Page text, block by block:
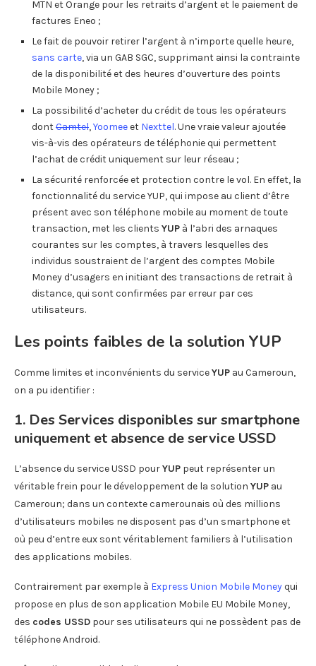
MTN et Orange pour les retraits d’argent et le paiement de
factures Eneo ;
Le fait de pouvoir retirer l’argent à n’importe quelle heure,
sans carte, via un GAB SGC, supprimant ainsi la contrainte
de la disponibilité et des heures d’ouverture des points
Mobile Money ;
La possibilité d’acheter du crédit de tous les opérateurs
dontCamtel,Yoomeeet Nexttel. Une vraie valeur ajoutée
vis-à-vis des opérateurs de téléphonie qui permettent
l’achat de crédit uniquement sur leur réseau ;
La sécurité renforcée et protection contre le vol. En effet, la
fonctionnalité du service YUP, qui impose au client d’être
présent avec son téléphone mobile au moment de toute
transaction, met les clients YUP à l’abri des arnaques
courantes sur les comptes, à travers lesquelles des
individus soustraient de l’argent des comptes Mobile
Money d’usagers en initiant des transactions de retrait à
distance, qui sont confirmées par erreur par ces
utilisateurs.
Les points faibles de la solution YUP
Comme limites et inconvénients du serviceYUP au Cameroun,
on a pu identifier :
1. Des Services disponibles sur smartphone
uniquement et absence de service USSD
L’absence du service USSD pourYUP peut représenter un
véritable frein pour le développement de la solution YUP au
Cameroun; dans un contexte camerounais où des millions
d’utilisateurs mobiles ne disposent pas d’un smartphone et
où peu d’entre eux sont véritablement familiers à l’utilisation
des applications mobiles.
Contrairement par exemple à Express Union Mobile Moneyqui
propose en plus de son application Mobile EU Mobile Money,
des codes USSD pour ses utilisateurs qui ne possèdent pas de
téléphone Android.